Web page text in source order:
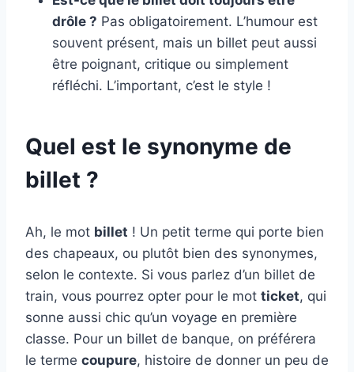
drôle ? Pas obligatoirement. L’humour est
souvent présent, mais un billet peut aussi
être poignant, critique ou simplement
réfléchi. L’important, c’est le style !
Quel est le synonyme de
billet ?
Ah, le mot billet ! Un petit terme qui porte bien
des chapeaux, ou plutôt bien des synonymes,
selon le contexte. Si vous parlez d’un billet de
train, vous pourrez opter pour le mot ticket, qui
sonne aussi chic qu’un voyage en première
classe. Pour un billet de banque, on préférera
le terme coupure, histoire de donner un peu de